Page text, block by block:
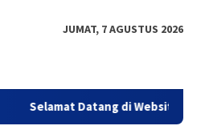
JUMAT, 7 AGUSTUS 2026
Selamat Datang di Website Sorot